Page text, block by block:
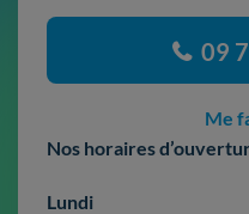
09
Me
Nos horaires
Lundi